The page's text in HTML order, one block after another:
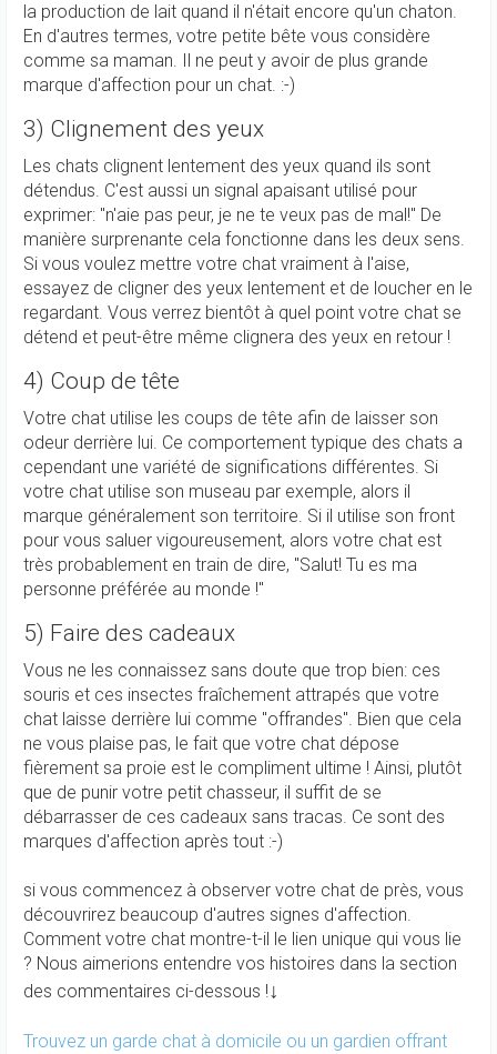
la production de lait quand il n'était encore qu'un chaton.
En d'autres termes, votre petite bête vous considère
comme sa maman. Il ne peut y avoir de plus grande
marque d'affection pour un chat. :-)
3) Clignement des yeux
Les chats clignent lentement des yeux quand ils sont
détendus. C'est aussi un signal apaisant utilisé pour
exprimer: "n'aie pas peur, je ne te veux pas de mal!" De
manière surprenante cela fonctionne dans les deux sens.
Si vous voulez mettre votre chat vraiment à l'aise,
essayez de cligner des yeux lentement et de loucher en le
regardant. Vous verrez bientôt à quel point votre chat se
détend et peut-être même clignera des yeux en retour !
4) Coup de tête
Votre chat utilise les coups de tête afin de laisser son
odeur derrière lui. Ce comportement typique des chats a
cependant une variété de significations différentes. Si
votre chat utilise son museau par exemple, alors il
marque généralement son territoire. Si il utilise son front
pour vous saluer vigoureusement, alors votre chat est
très probablement en train de dire, "Salut! Tu es ma
personne préférée au monde !"
5) Faire des cadeaux
Vous ne les connaissez sans doute que trop bien: ces
souris et ces insectes fraîchement attrapés que votre
chat laisse derrière lui comme "offrandes". Bien que cela
ne vous plaise pas, le fait que votre chat dépose
fièrement sa proie est le compliment ultime ! Ainsi, plutôt
que de punir votre petit chasseur, il suffit de se
débarrasser de ces cadeaux sans tracas. Ce sont des
marques d'affection après tout :-)
si vous commencez à observer votre chat de près, vous
découvrirez beaucoup d'autres signes d'affection.
Comment votre chat montre-t-il le lien unique qui vous lie
? Nous aimerions entendre vos histoires dans la section
des commentaires ci-dessous !↓
Trouvez un garde chat à domicile ou un gardien offrant